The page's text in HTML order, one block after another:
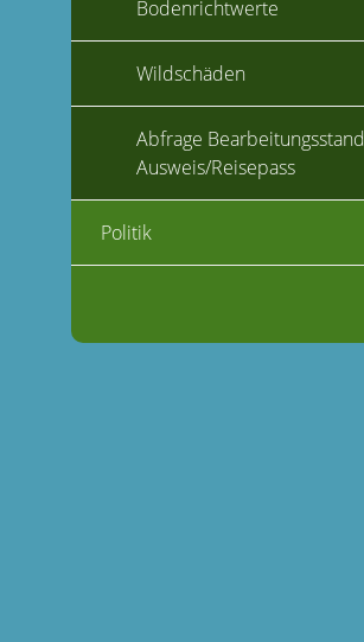
Bodenrichtwerte
Wildschäden
Abfrage Bearbeitungsstand
Ausweis/Reisepass
Politik